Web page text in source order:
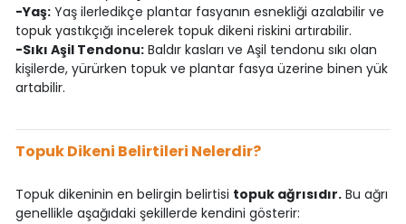
-Yaş:Yaş ilerledikçe plantar fasyanın esnekliği azalabilir ve
topuk yastıkçığı incelerek topuk dikeni riskini artırabilir.
-Sıkı Aşil Tendonu:Baldır kasları ve Aşil tendonu sıkı olan
kişilerde, yürürken topuk ve plantar fasya üzerine binen yük
artabilir.
Topuk Dikeni Belirtileri Nelerdir?
Topuk dikeninin en belirgin belirtisi topuk ağrısıdır.Bu ağrı
genellikle aşağıdaki şekillerde kendini gösterir: